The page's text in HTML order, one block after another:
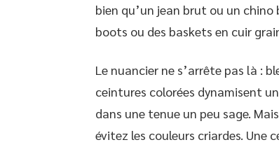
bien qu’un jean brut ou un chino
boots ou des baskets en cuir
Le nuancier ne s’arrête pas là :
ceintures colorées dynamisent
dans une tenue un peu sage.
évitez les couleurs criardes. Une